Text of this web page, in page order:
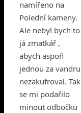
namířeno na
Polední kameny.
Ale nebyl bych to
já zmatkář ,
abych aspoň
jednou za vandru
nezakufroval. Tak
se mi podařilo
minout odbočku